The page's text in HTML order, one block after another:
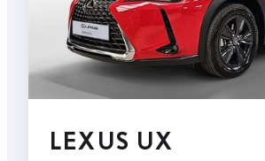
LEXUS UX